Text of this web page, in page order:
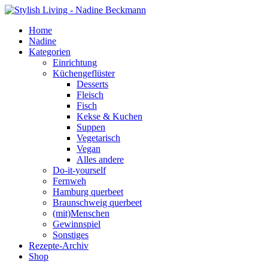
Home
Nadine
Kategorien
Einrichtung
Küchengeflüster
Desserts
Fleisch
Fisch
Kekse & Kuchen
Suppen
Vegetarisch
Vegan
Alles andere
Do-it-yourself
Fernweh
Hamburg querbeet
Braunschweig querbeet
(mit)Menschen
Gewinnspiel
Sonstiges
Rezepte-Archiv
Shop